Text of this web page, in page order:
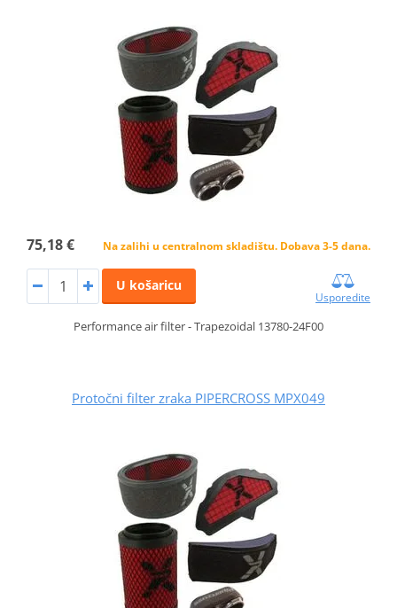
75,18 € Na zalihi u centralnom skladištu. Dobava 3-5 dana.
U košaricu
Usporedite
Performance air filter - Trapezoidal 13780-24F00
Protočni filter zraka PIPERCROSS MPX049